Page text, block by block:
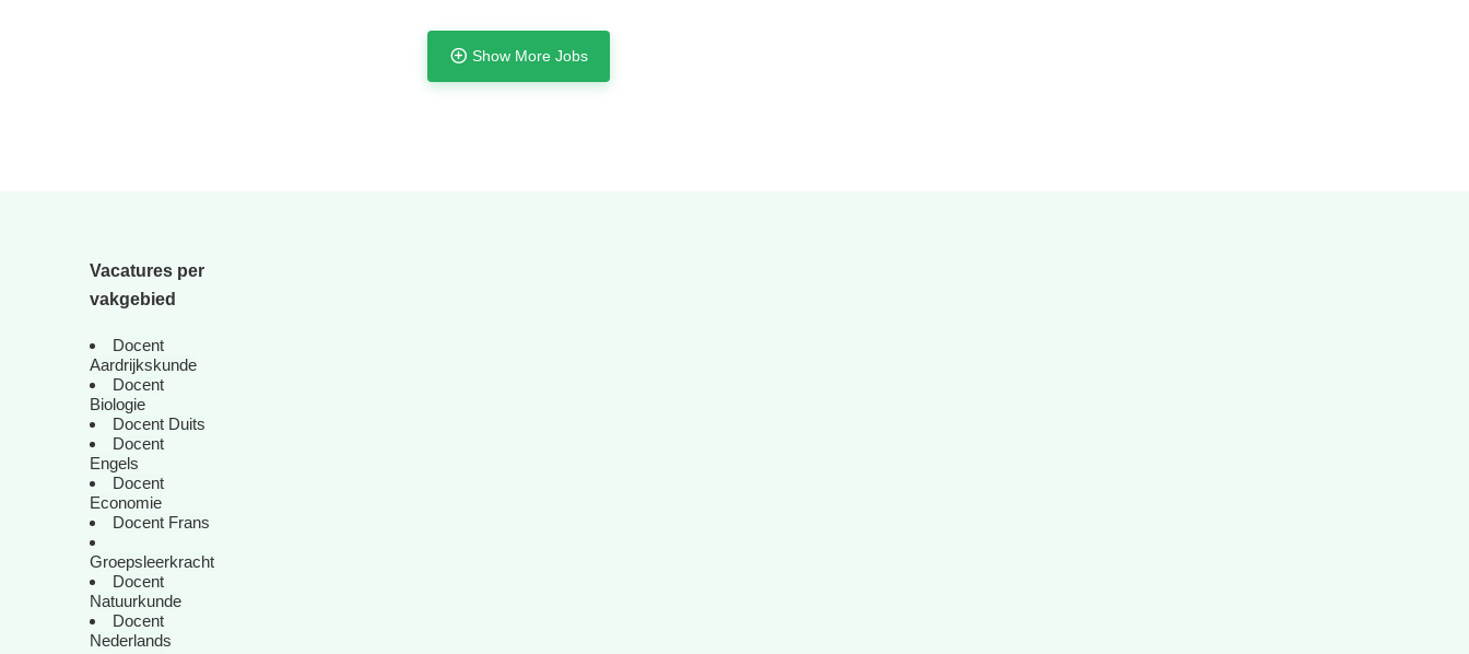
Show More Jobs
Vacatures per
vakgebied
Docent
Aardrijkskunde
Docent
Biologie
Docent Duits
Docent
Engels
Docent
Economie
Docent Frans
Groepsleerkracht
Docent
Natuurkunde
Docent
Nederlands